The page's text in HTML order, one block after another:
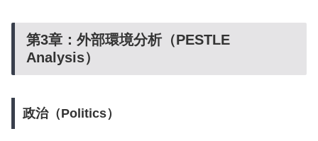
第3章：外部環境分析（PESTLE
Analysis）
政治（Politics）